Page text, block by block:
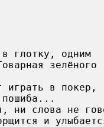
глотку, одним
зелёного
играть в покер,
пошиба...
ни слова не
и